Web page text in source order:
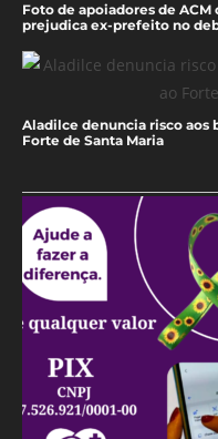
Foto de apoiadores de
prejudica ex-prefeito no
Aladilce denuncia risco aos
Forte de Santa Maria